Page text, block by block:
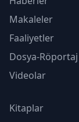
Makaleler
Faaliyetler
Dosya-Röportaj
Videolar
Kitaplar